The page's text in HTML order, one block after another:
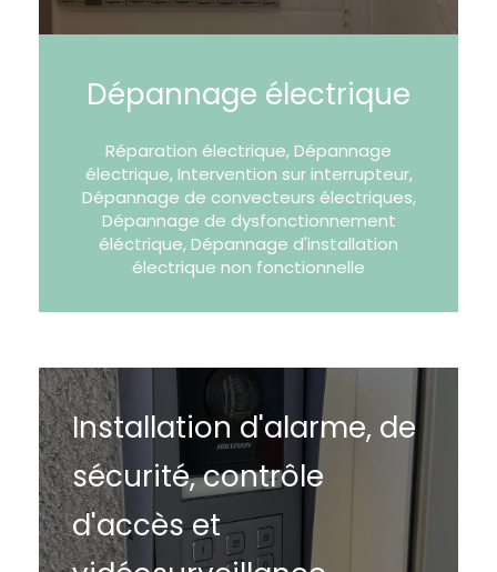
Dépannage électrique
Réparation électrique, Dépannage
électrique, Intervention sur interrupteur,
Dépannage de convecteurs électriques,
Dépannage de dysfonctionnement
éléctrique, Dépannage d'installation
électrique non fonctionnelle
Installation d'alarme, de
sécurité, contrôle
d'accès et